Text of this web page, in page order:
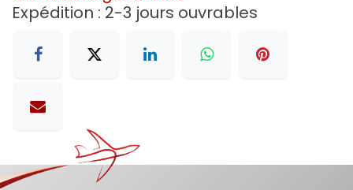
Expédition : 2-3 jours ouvrables